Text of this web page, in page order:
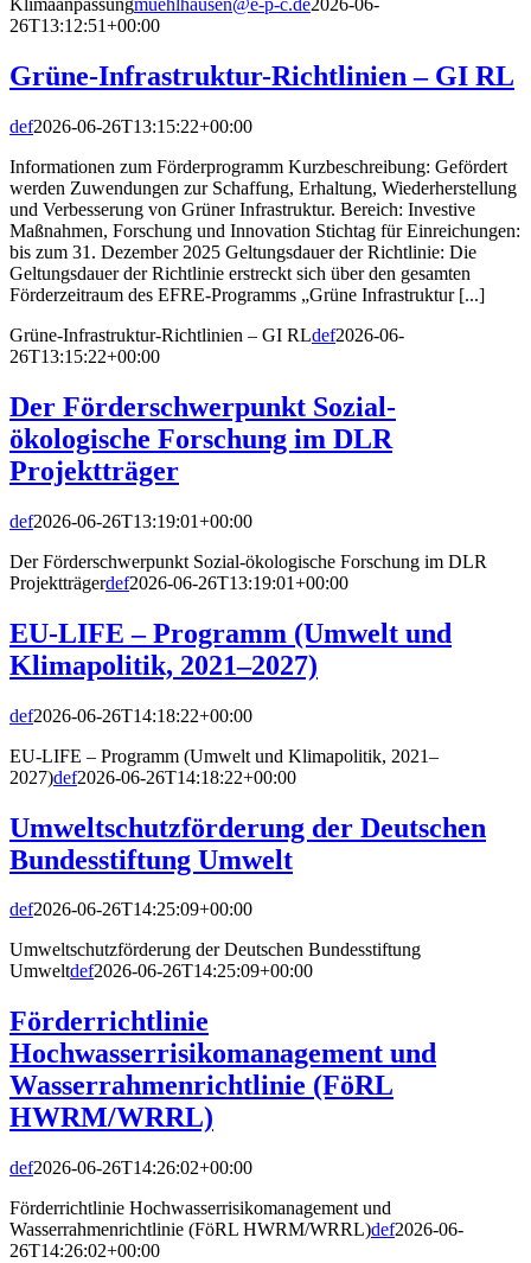
Klimaanpassungmuehlhausen@e-p-c.de2026-06-
26T13:12:51+00:00
Grüne-Infrastruktur-Richtlinien – GI RL
def2026-06-26T13:15:22+00:00
Informationen zum Förderprogramm Kurzbeschreibung: Gefördert
werden Zuwendungen zur Schaffung, Erhaltung, Wiederherstellung
und Verbesserung von Grüner Infrastruktur. Bereich: Investive
Maßnahmen, Forschung und Innovation Stichtag für Einreichungen:
bis zum 31. Dezember 2025 Geltungsdauer der Richtlinie: Die
Geltungsdauer der Richtlinie erstreckt sich über den gesamten
Förderzeitraum des EFRE-Programms „Grüne Infrastruktur [...]
Grüne-Infrastruktur-Richtlinien – GI RLdef2026-06-
26T13:15:22+00:00
Der Förderschwerpunkt Sozial-
ökologische Forschung im DLR
Projektträger
def2026-06-26T13:19:01+00:00
Der Förderschwerpunkt Sozial-ökologische Forschung im DLR
Projektträgerdef2026-06-26T13:19:01+00:00
EU-LIFE – Programm (Umwelt und
Klimapolitik, 2021–2027)
def2026-06-26T14:18:22+00:00
EU-LIFE – Programm (Umwelt und Klimapolitik, 2021–
2027)def2026-06-26T14:18:22+00:00
Umweltschutzförderung der Deutschen
Bundesstiftung Umwelt
def2026-06-26T14:25:09+00:00
Umweltschutzförderung der Deutschen Bundesstiftung
Umweltdef2026-06-26T14:25:09+00:00
Förderrichtlinie
Hochwasserrisikomanagement und
Wasserrahmenrichtlinie (FöRL
HWRM/WRRL)
def2026-06-26T14:26:02+00:00
Förderrichtlinie Hochwasserrisikomanagement und
Wasserrahmenrichtlinie (FöRL HWRM/WRRL)def2026-06-
26T14:26:02+00:00